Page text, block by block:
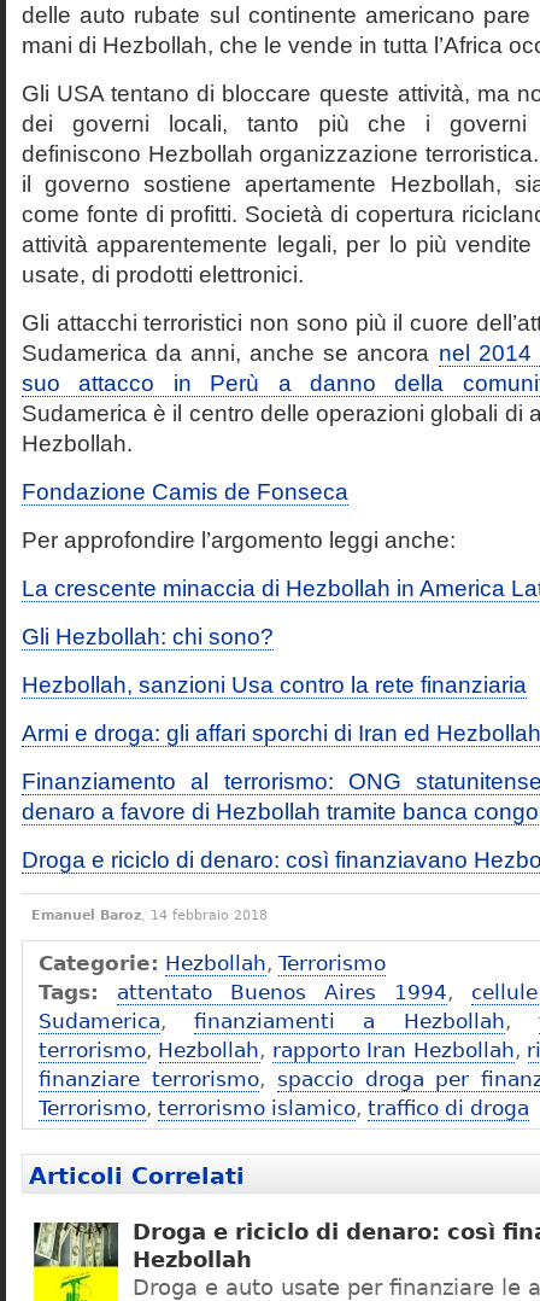
delle auto rubate sul continente americano
mani di Hezbollah, che le vende in tutta l’Africa
Gli USA tentano di bloccare queste attività, ma
dei governi locali, tanto più che i governi
definiscono Hezbollah organizzazione
il governo sostiene apertamente Hezbollah,
come fonte di profitti. Società di copertura
attività apparentemente legali, per lo più
usate, di prodotti elettronici.
Gli attacchi terroristici non sono più il cuore
Sudamerica da anni, anche se ancora nel 2014
suo attacco in Perù a danno della
Sudamerica è il centro delle operazioni globali di
Hezbollah.
Fondazione Camis de Fonseca
Per approfondire l’argomento leggi anche:
La crescente minaccia di Hezbollah in America
Gli Hezbollah: chi sono?
Hezbollah, sanzioni Usa contro la rete finanziaria
Armi e droga: gli affari sporchi di Iran ed
Finanziamento al terrorismo: ONG
denaro a favore di Hezbollah tramite banca
Droga e riciclo di denaro: così finanziavano
Emanuel Baroz, 14 febbraio 2018
Categorie: Hezbollah, Terrorismo
Tags:
attentato Buenos Aires 1994,
Sudamerica,finanziamenti a Hezbollah,
terrorismo, Hezbollah, rapporto Iran Hezbollah,
finanziare terrorismo, spaccio droga per
Terrorismo, terrorismo islamico, traffico di droga
Articoli Correlati
Droga e riciclo di denaro: così
Hezbollah
Droga e auto usate per finanziare le